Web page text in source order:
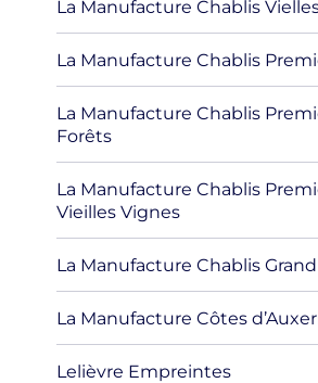
La Manufacture Chablis
La Manufacture Chablis
La Manufacture Chablis
Forêts
La Manufacture Chablis
Vieilles Vignes
La Manufacture Chablis
La Manufacture Côtes
Lelièvre Empreintes